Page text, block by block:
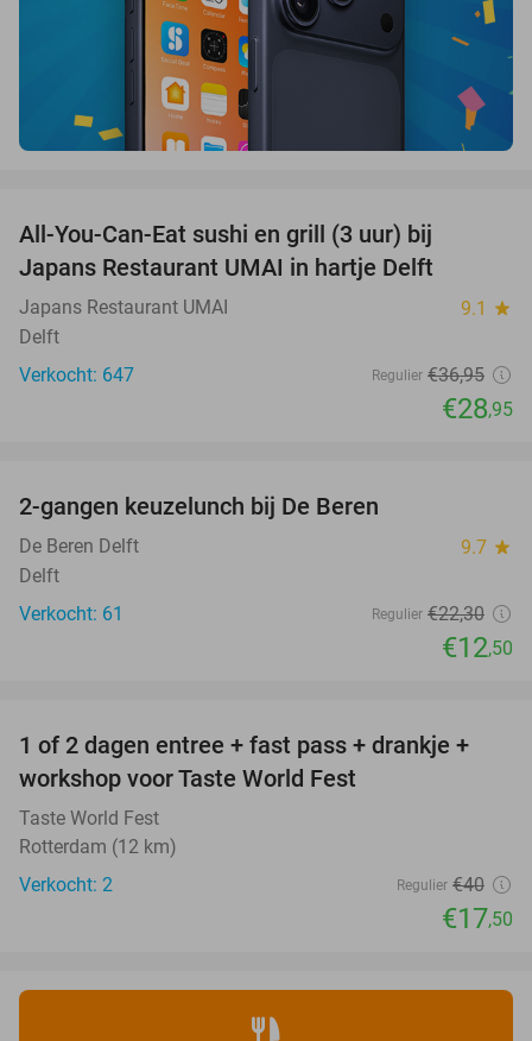
All-You-Can-Eat sushi en grill (3 uur) bij
Japans Restaurant UMAI in hartje Delft
Japans Restaurant UMAI 9.1 star
Delft
Verkocht: 647
Regulier €36,95
€28,95
2-gangen keuzelunch bij De Beren
De Beren Delft 9.7 star
Delft
Verkocht: 61
Regulier €22,30
€12,50
56%
TODAY
1 of 2 dagen entree + fast pass + drankje +
workshop voor Taste World Fest
Taste World Fest
Rotterdam (12 km)
Verkocht: 2
Regulier €40
€17,50